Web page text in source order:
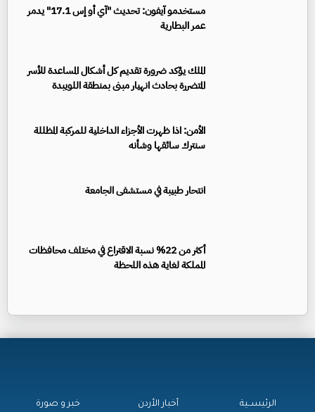
مستخدمو آيفون: تحديث "آي أو إس 17.1" يدمر
عمر البطارية
الملك يؤكد ضرورة تقديم كل أشكال المساعدة للأسر
المتضررة بحادث انهيار مبنى بمنطقة اللويبدة
الأمن: اذا ظهرت الأجزاء الداخلية للمركبة المظللة
سنترك سائقها وشأنه
انتحار طبيبة في مستشفى الجامعة
أكثر من 22% نسبة الاقتراع في مختلف محافظات
المملكة لغاية هذه اللحظة
الرئيســية أخبار الأردن خبر و صورة